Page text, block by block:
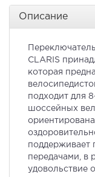
Описание
CLARIS
которая
подходит для
шоссейных
поддерживает
передачами, в
удовольствие